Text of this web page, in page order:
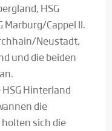
HSG
Marburg/Cappel II.
Neustadt,
und die beiden
Hinterland
die
sich die